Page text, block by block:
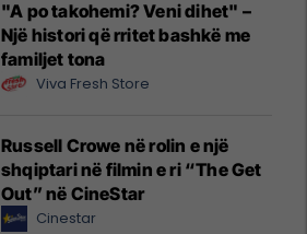
"A po takohemi? Veni dihet" –
Një histori që rritet bashkë me
familjet tona
Viva Fresh Store
Russell Crowe në rolin e një
shqiptari në filmin e ri “The Get
Out” në CineStar
Cinestar